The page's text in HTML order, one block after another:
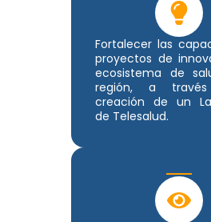
Fortalecer las
proyectos de
ecosistema de
región, a
creación de un
de Telesalud.